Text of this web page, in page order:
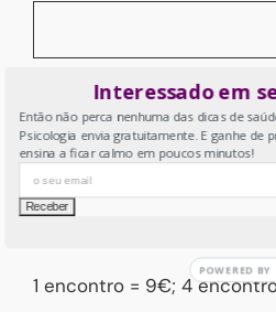
Inscreva-se
encontros!
1 encontro = 9€; 4
Interessado em
Então não perca nenhuma das dicas de
Psicologia envia gratuitamente. E ganhe de
ensina a ficar calmo em poucos minutos!